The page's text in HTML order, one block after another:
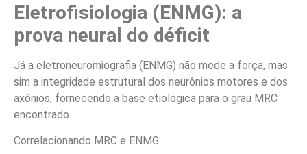
Eletrofisiologia (ENMG): a
prova neural do déficit
Já a eletroneuromiografia (ENMG) não mede a força, mas
sim a integridade estrutural dos neurônios motores e dos
axônios, fornecendo a base etiológica para o grau MRC
encontrado.
Correlacionando MRC e ENMG: